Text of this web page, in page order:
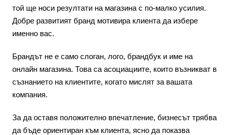
той ще носи резултати на магазина с по-малко усилия.
Добре развитият бранд мотивира клиента да избере
именно вас.
Брандът не е само слоган, лого, брандбук и име на
онлайн магазина. Това са асоциациите, които възникват в
съзнанието на клиентите, когато мислят за вашата
компания.
За да оставя положително впечатление, бизнесът трябва
да бъде ориентиран към клиента, ясно да показва